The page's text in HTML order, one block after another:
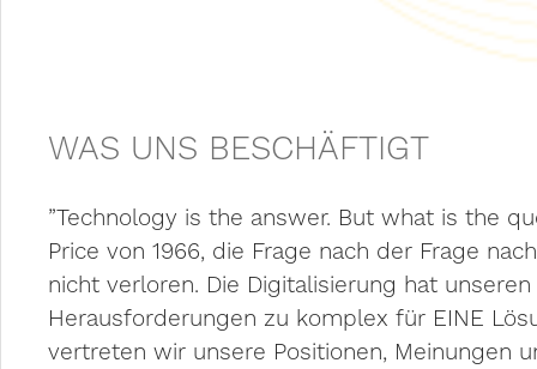
WAS UNS BESCHÄFTIGT
”Technology is the answer. But what is the
Price von 1966, die Frage nach der Frage
nicht verloren. Die Digitalisierung hat
Herausforderungen zu komplex für EINE
vertreten wir unsere Positionen, Meinungen